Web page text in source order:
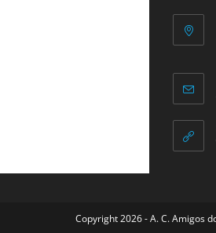
Copyright 2026 - A. C. Amigos